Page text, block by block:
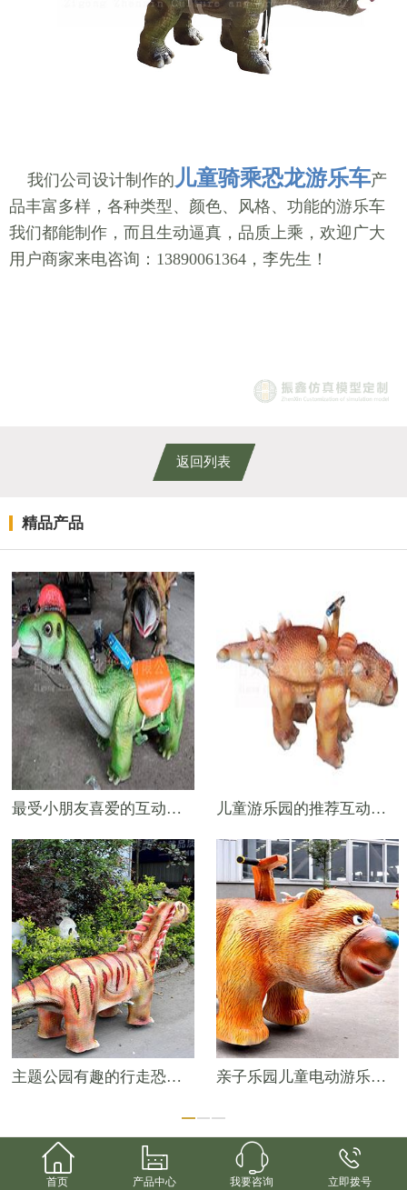
我们公司设计制作的 儿童骑乘恐龙游乐车产
品丰富多样，各种类型、颜色、风格、功能的游乐车
我们都能制作，而且生动逼真，品质上乘，欢迎广大
用户商家来电咨询：13890061364，李先生！
返回列表
精品产品
最受小朋友喜爱的互动游乐恐龙模型——2.5米骑乘盔龙游乐车 儿童游乐园的推荐互动产品——甲龙儿童游乐车
主题公园有趣的行走恐龙模型——3米阿马加龙游乐车 亲子乐园儿童电动游乐车——卡通熊大电瓶车

首页

产品中心

我要咨询

立即拨号